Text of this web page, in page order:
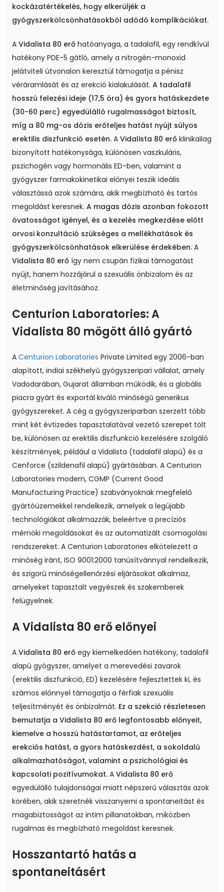
kockázatértékelés, hogy elkerüljék a
gyógyszerkölcsönhatásokból adódó komplikációkat.
A Vidalista 80 erő hatóanyaga, a tadalafil, egy rendkívül
hatékony PDE-5 gátló, amely a nitrogén-monoxid
jelátviteli útvonalon keresztül támogatja a pénisz
véráramlását és az erekció kialakulását. A tadalafil
hosszú felezési ideje (17,5 óra) és gyors hatáskezdete
(30-60 perc) egyedülálló rugalmasságot biztosít,
míg a 80 mg-os dózis erőteljes hatást nyújt súlyos
erektilis diszfunkció esetén. A Vidalista 80 erő klinikailag
bizonyított hatékonysága, különösen vaszkuláris,
pszichogén vagy hormonális ED-ben, valamint a
gyógyszer farmakokinetikai előnyei teszik ideális
választássá azok számára, akik megbízható és tartós
megoldást keresnek. A magas dózis azonban fokozott
óvatosságot igényel, és a kezelés megkezdése előtt
orvosi konzultáció szükséges a mellékhatások és
gyógyszerkölcsönhatások elkerülése érdekében. A
Vidalista 80 erő így nem csupán fizikai támogatást
nyújt, hanem hozzájárul a szexuális önbizalom és az
életminőség javításához.
Centurion Laboratories: A
Vidalista 80 mögött álló gyártó
A Centurion Laboratories Private Limited egy 2006-ban
alapított, indiai székhelyű gyógyszeripari vállalat, amely
Vadodarában, Gujarat államban működik, és a globális
piacra gyárt és exportál kiváló minőségű generikus
gyógyszereket. A cég a gyógyszeriparban szerzett több
mint két évtizedes tapasztalatával vezető szerepet tölt
be, különösen az erektilis diszfunkció kezelésére szolgáló
készítmények, például a Vidalista (tadalafil alapú) és a
Cenforce (szildenafil alapú) gyártásában. A Centurion
Laboratories modern, CGMP (Current Good
Manufacturing Practice) szabványoknak megfelelő
gyártóüzemekkel rendelkezik, amelyek a legújabb
technológiákat alkalmazzák, beleértve a precíziós
mérnöki megoldásokat és az automatizált csomagolási
rendszereket. A Centurion Laboratories elkötelezett a
minőség iránt, ISO 9001:2000 tanúsítvánnyal rendelkezik,
és szigorú minőségellenőrzési eljárásokat alkalmaz,
amelyeket tapasztalt vegyészek és szakemberek
felügyelnek.
A Vidalista 80 erő előnyei
A Vidalista 80 erő egy kiemelkedően hatékony, tadalafil
alapú gyógyszer, amelyet a merevedési zavarok
(erektilis diszfunkció, ED) kezelésére fejlesztettek ki, és
számos előnnyel támogatja a férfiak szexuális
teljesítményét és önbizalmát. Ez a szekció részletesen
bemutatja a Vidalista 80 erő legfontosabb előnyeit,
kiemelve a hosszú hatástartamot, az erőteljes
erekciós hatást, a gyors hatáskezdést, a sokoldalú
alkalmazhatóságot, valamint a pszichológiai és
kapcsolati pozitívumokat. A Vidalista 80 erő
egyedülálló tulajdonságai miatt népszerű választás azok
körében, akik szeretnék visszanyerni a spontaneitást és
magabiztosságot az intim pillanatokban, miközben
rugalmas és megbízható megoldást keresnek.
Hosszantartó hatás a
spontaneitásért